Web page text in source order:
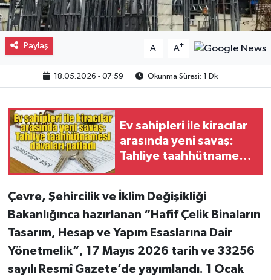
Paylaş A- A+
18.05.2026 - 07:59 Okunma Süresi: 1 Dk
Ev sahipleri ile kiracılar
arasında yeni savaş:
Tahliye taahhütnamesi
Çevre, Şehircilik ve İklim Değişikliği
Bakanlığınca hazırlanan “Hafif Çelik Binaların
Tasarım, Hesap ve Yapım Esaslarına Dair
Yönetmelik”, 17 Mayıs 2026 tarih ve 33256
sayılı Resmî Gazete’de yayımlandı. 1 Ocak
Eğitim